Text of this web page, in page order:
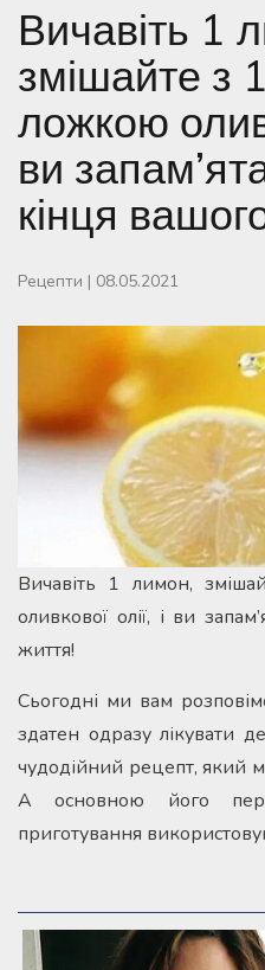
Вичавіть 1
змішайте з
ложкою
ви
кінця
Рецепти | 08.05.2021
Вичавіть 1 лимон,
оливкової олії, і ви
життя!
Сьогодні ми вам
здатен одразу лікувати
чудодійний рецепт, який
А основною його
приготування